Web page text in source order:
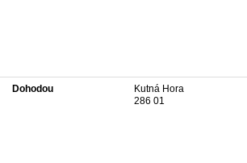
Dohodou
Kutná Hora
286 01